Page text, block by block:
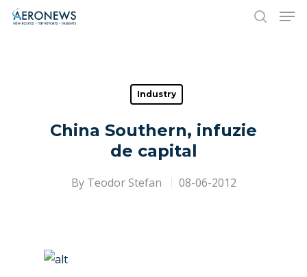
Hit enter to search or ESC to close
Industry
China Southern, infuzie
de capital
By Teodor Stefan 08-06-2012